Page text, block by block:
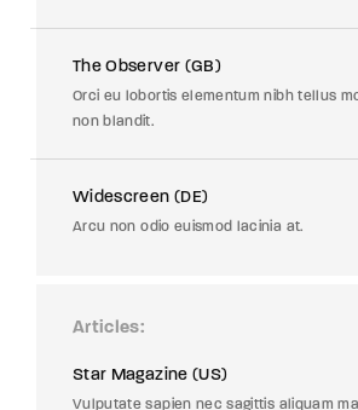
The Observer (GB)
Orci eu lobortis elementum nibh tellus
non blandit.
Widescreen (DE)
Arcu non odio euismod lacinia at.
Articles
Star Magazine (US)
Vulputate sapien nec sagittis aliquam